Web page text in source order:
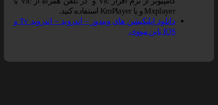
Mxplayer و یا KmPlayer استفاده کنید.
دانلود اپلیکیشن های ویندوز – اندروید – اندروید Tv و
IOS ناین مووی.